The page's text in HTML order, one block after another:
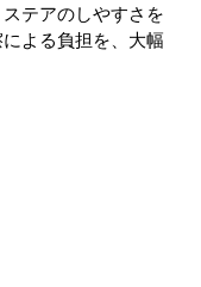
テアのしやすさを
よる負担を、大幅